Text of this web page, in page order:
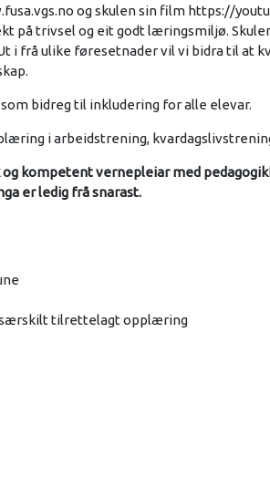
og skulen sin film https://
på trivsel og eit godt læringsmiljø.
i frå ulike føresetnader vil vi bidra til at
bidreg til inkludering for alle elevar.
i arbeidstrening,
kompetent vernepleiar med
er ledig frå snarast.
særskilt tilrettelagt opplæring